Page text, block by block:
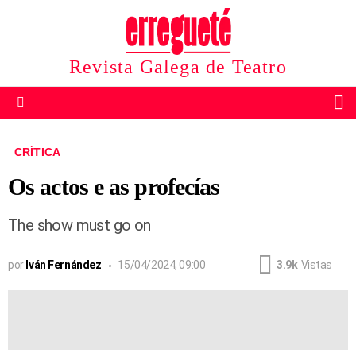
Revista Galega de Teatro
CRÍTICA
Os actos e as profecías
The show must go on
por Iván Fernández 15/04/2024, 09:00 3.9k Vistas